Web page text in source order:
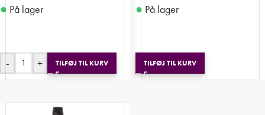
● På lager
- + TILFØJ TIL KURV
● På lager
TILFØJ TIL KURV